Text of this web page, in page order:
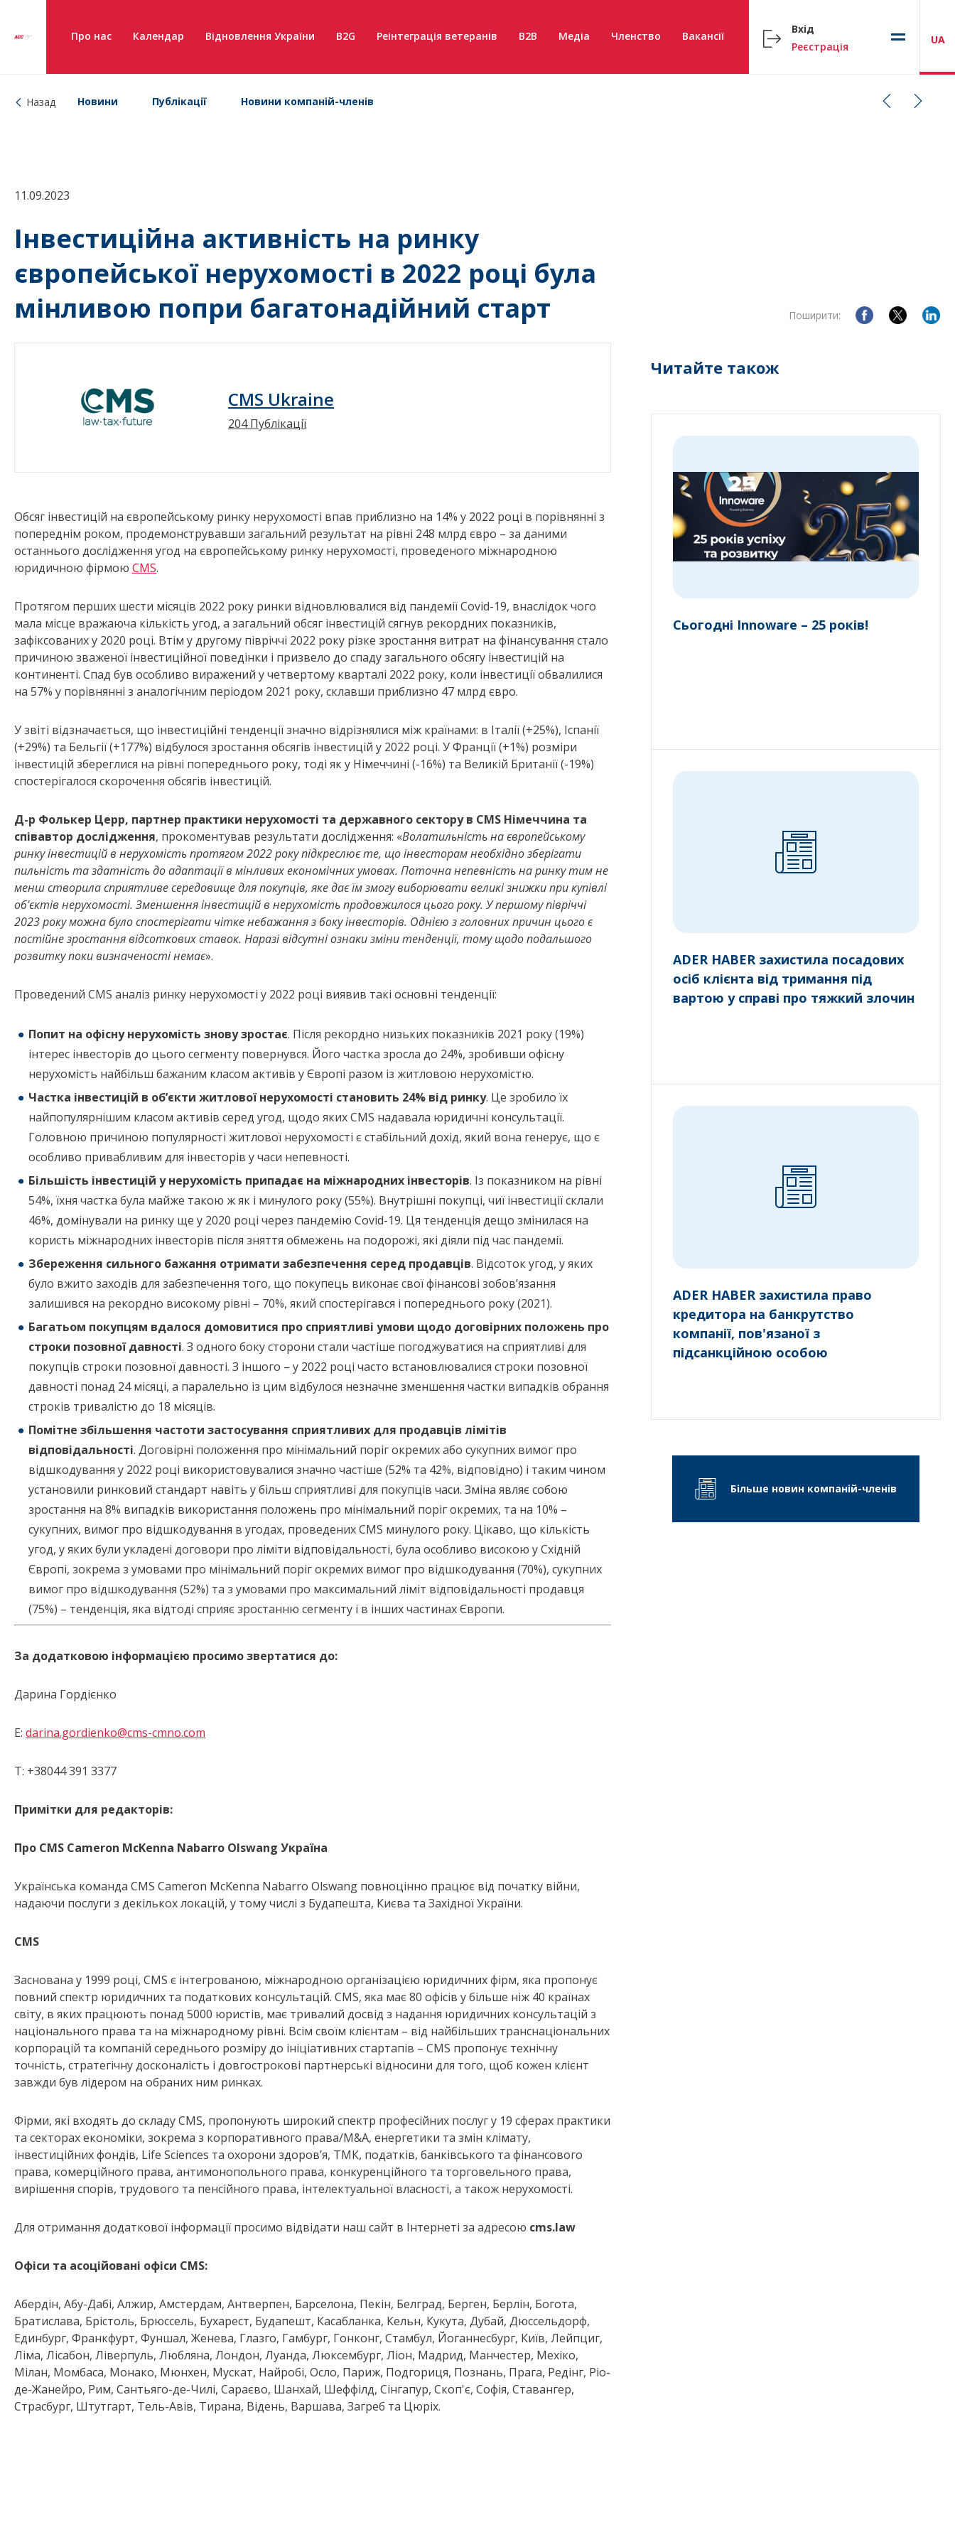
Про нас Календар Відновлення України B2G Реінтеграція ветеранів B2B Медіа Членство Вакансії
Вхід
Реєстрація
UA
Назад Новини Публікації Новини компаній-членів
11.09.2023
Інвестиційна активність на ринку
європейської нерухомості в 2022 році була
мінливою попри багатонадійний старт
Поширити:
CMS Ukraine
204 Публікації
Обсяг інвестицій на європейському ринку нерухомості впав приблизно на 14% у 2022 році в порівнянні з
попереднім роком, продемонструвавши загальний результат на рівні 248 млрд євро – за даними
останнього дослідження угод на європейському ринку нерухомості, проведеного міжнародною
юридичною фірмою CMS.
Протягом перших шести місяців 2022 року ринки відновлювалися від пандемії Covid-19, внаслідок чого
мала місце вражаюча кількість угод, а загальний обсяг інвестицій сягнув рекордних показників,
зафіксованих у 2020 році. Втім у другому півріччі 2022 року різке зростання витрат на фінансування стало
причиною зваженої інвестиційної поведінки і призвело до спаду загального обсягу інвестицій на
континенті. Спад був особливо виражений у четвертому кварталі 2022 року, коли інвестиції обвалилися
на 57% у порівнянні з аналогічним періодом 2021 року, склавши приблизно 47 млрд євро.
У звіті відзначається, що інвестиційні тенденції значно відрізнялися між країнами: в Італії (+25%), Іспанії
(+29%) та Бельгії (+177%) відбулося зростання обсягів інвестицій у 2022 році. У Франції (+1%) розміри
інвестицій збереглися на рівні попереднього року, тоді як у Німеччині (-16%) та Великій Британії (-19%)
спостерігалося скорочення обсягів інвестицій.
Д-р Фолькер Церр, партнер практики нерухомості та державного сектору в CMS Німеччина та
співавтор дослідження, прокоментував результати дослідження: «Волатильність на європейському
ринку інвестицій в нерухомість протягом 2022 року підкреслює те, що інвесторам необхідно зберігати
пильність та здатність до адаптації в мінливих економічних умовах. Поточна непевність на ринку тим не
менш створила сприятливе середовище для покупців, яке дає їм змогу виборювати великі знижки при купівлі
об’єктів нерухомості. Зменшення інвестицій в нерухомість продовжилося цього року. У першому півріччі
2023 року можна було спостерігати чітке небажання з боку інвесторів. Однією з головних причин цього є
постійне зростання відсоткових ставок. Наразі відсутні ознаки зміни тенденції, тому щодо подальшого
розвитку поки визначеності немає».
Проведений CMS аналіз ринку нерухомості у 2022 році виявив такі основні тенденції:
Попит на офісну нерухомість знову зростає. Після рекордно низьких показників 2021 року (19%)
інтерес інвесторів до цього сегменту повернувся. Його частка зросла до 24%, зробивши офісну
нерухомість найбільш бажаним класом активів у Європі разом із житловою нерухомістю.
Частка інвестицій в об’єкти житлової нерухомості становить 24% від ринку. Це зробило їх
найпопулярнішим класом активів серед угод, щодо яких CMS надавала юридичні консультації.
Головною причиною популярності житлової нерухомості є стабільний дохід, який вона генерує, що є
особливо привабливим для інвесторів у часи непевності.
Більшість інвестицій у нерухомість припадає на міжнародних інвесторів. Із показником на рівні
54%, їхня частка була майже такою ж як і минулого року (55%). Внутрішні покупці, чиї інвестиції склали
46%, домінували на ринку ще у 2020 році через пандемію Covid-19. Ця тенденція дещо змінилася на
користь міжнародних інвесторів після зняття обмежень на подорожі, які діяли під час пандемії.
Збереження сильного бажання отримати забезпечення серед продавців. Відсоток угод, у яких
було вжито заходів для забезпечення того, що покупець виконає свої фінансові зобов’язання
залишився на рекордно високому рівні – 70%, який спостерігався і попереднього року (2021).
Багатьом покупцям вдалося домовитися про сприятливі умови щодо договірних положень про
строки позовної давності. З одного боку сторони стали частіше погоджуватися на сприятливі для
покупців строки позовної давності. З іншого – у 2022 році часто встановлювалися строки позовної
давності понад 24 місяці, а паралельно із цим відбулося незначне зменшення частки випадків обрання
строків тривалістю до 18 місяців.
Помітне збільшення частоти застосування сприятливих для продавців лімітів
відповідальності. Договірні положення про мінімальний поріг окремих або сукупних вимог про
відшкодування у 2022 році використовувалися значно частіше (52% та 42%, відповідно) і таким чином
установили ринковий стандарт навіть у більш сприятливі для покупців часи. Зміна являє собою
зростання на 8% випадків використання положень про мінімальний поріг окремих, та на 10% –
сукупних, вимог про відшкодування в угодах, проведених CMS минулого року. Цікаво, що кількість
угод, у яких були укладені договори про ліміти відповідальності, була особливо високою у Східній
Європі, зокрема з умовами про мінімальний поріг окремих вимог про відшкодування (70%), сукупних
вимог про відшкодування (52%) та з умовами про максимальний ліміт відповідальності продавця
(75%) – тенденція, яка відтоді сприяє зростанню сегменту і в інших частинах Європи.
За додатковою інформацією просимо звертатися до:
Дарина Гордієнко
E: darina.gordienko@cms-cmno.com
T: +38044 391 3377
Примітки для редакторів:
Про CMS Cameron McKenna Nabarro Olswang Україна
Українська команда CMS Cameron McKenna Nabarro Olswang повноцінно працює від початку війни,
надаючи послуги з декількох локацій, у тому числі з Будапешта, Києва та Західної України.
CMS
Заснована у 1999 році, CMS є інтегрованою, міжнародною організацією юридичних фірм, яка пропонує
повний спектр юридичних та податкових консультацій. CMS, яка має 80 офісів у більше ніж 40 країнах
світу, в яких працюють понад 5000 юристів, має тривалий досвід з надання юридичних консультацій з
національного права та на міжнародному рівні. Всім своїм клієнтам – від найбільших транснаціональних
корпорацій та компаній середнього розміру до ініціативних стартапів – CMS пропонує технічну
точність, стратегічну досконалість і довгострокові партнерські відносини для того, щоб кожен клієнт
завжди був лідером на обраних ним ринках.
Фірми, які входять до складу CMS, пропонують широкий спектр професійних послуг у 19 сферах практики
та секторах економіки, зокрема з корпоративного права/M&A, енергетики та змін клімату,
інвестиційних фондів, Life Sciences та охорони здоров’я, ТМК, податків, банківського та фінансового
права, комерційного права, антимонопольного права, конкуренційного та торговельного права,
вирішення спорів, трудового та пенсійного права, інтелектуальної власності, а також нерухомості.
Для отримання додаткової інформації просимо відвідати наш сайт в Інтернеті за адресою cms.law
Офіси та асоційовані офіси CMS:
Абердін, Абу-Дабі, Алжир, Амстердам, Антверпен, Барселона, Пекін, Белград, Берген, Берлін, Богота,
Братислава, Брістоль, Брюссель, Бухарест, Будапешт, Касабланка, Кельн, Кукута, Дубай, Дюссельдорф,
Единбург, Франкфурт, Фуншал, Женева, Глазго, Гамбург, Гонконг, Стамбул, Йоганнесбург, Київ, Лейпциг,
Ліма, Лісабон, Ліверпуль, Любляна, Лондон, Луанда, Люксембург, Ліон, Мадрид, Манчестер, Мехіко,
Мілан, Момбаса, Монако, Мюнхен, Мускат, Найробі, Осло, Париж, Подгориця, Познань, Прага, Редінг, Ріо-
де-Жанейро, Рим, Сантьяго-де-Чилі, Сараєво, Шанхай, Шеффілд, Сінгапур, Скоп'є, Софія, Ставангер,
Страсбург, Штутгарт, Тель-Авів, Тирана, Відень, Варшава, Загреб та Цюріх.
Читайте також
Сьогодні Innoware – 25 років!
ADER HABER захистила посадових
осіб клієнта від тримання під
вартою у справі про тяжкий злочин
ADER HABER захистила право
кредитора на банкрутство
компанії, пов'язаної з
підсанкційною особою
Більше новин компаній-членів